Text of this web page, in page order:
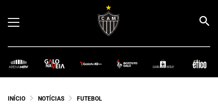
INÍCIO NOTÍCIAS FUTEBOL